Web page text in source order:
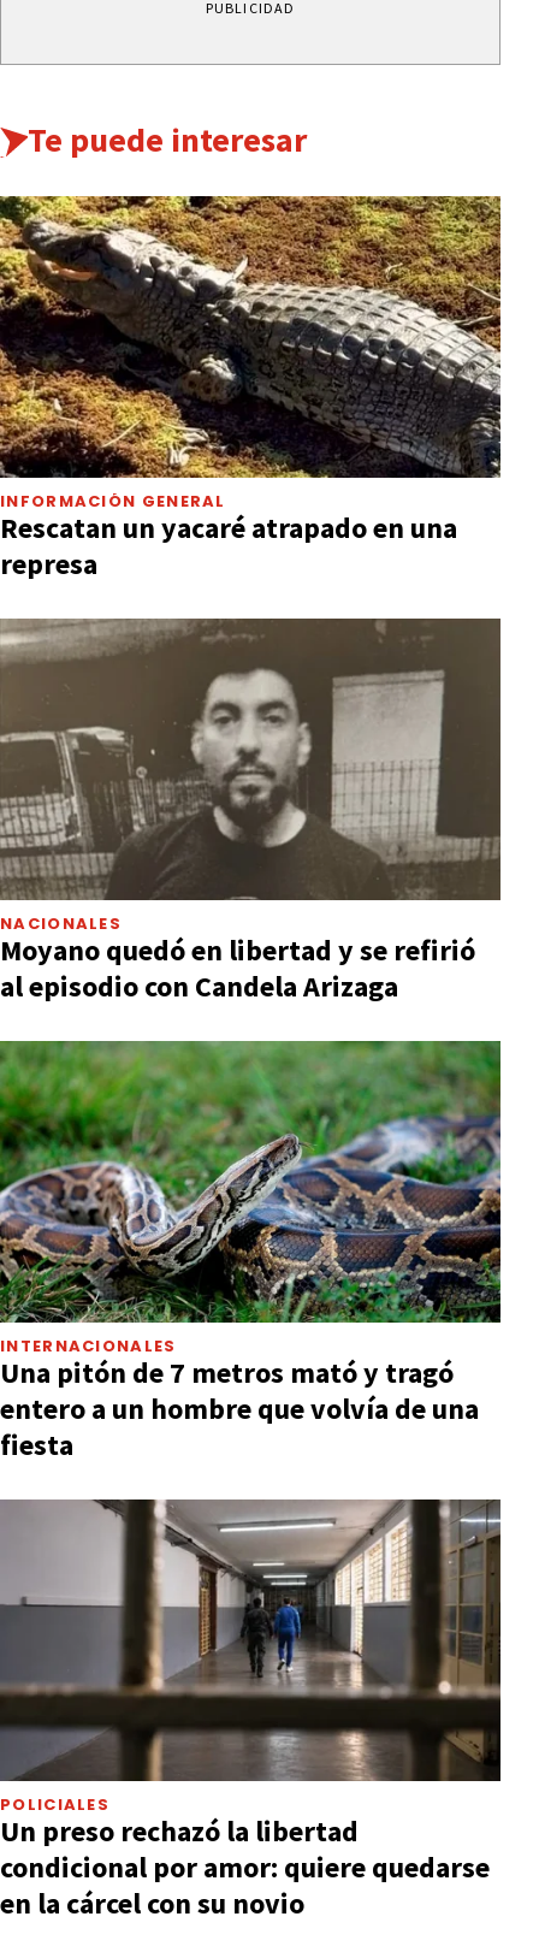
PUBLICIDAD
Te puede interesar
INFORMACIÓN GENERAL
Rescatan un yacaré atrapado en una
represa
NACIONALES
Moyano quedó en libertad y se refirió
al episodio con Candela Arizaga
INTERNACIONALES
Una pitón de 7 metros mató y tragó
entero a un hombre que volvía de una
fiesta
POLICIALES
Un preso rechazó la libertad
condicional por amor: quiere quedarse
en la cárcel con su novio